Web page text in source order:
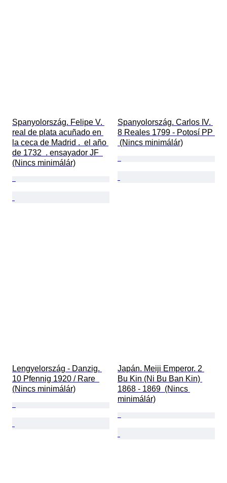
Spanyolország. Felipe V.
real de plata acuñado en
la ceca de Madrid .  el año
de 1732  . ensayador JF
(Nincs minimálár)
Spanyolország. Carlos IV.
8 Reales 1799 - Potosí PP
(Nincs minimálár)
Lengyelország - Danzig.
10 Pfennig 1920 / Rare
(Nincs minimálár)
Japán. Meiji Emperor. 2
Bu Kin (Ni Bu Ban Kin)
1868 - 1869  (Nincs
minimálár)